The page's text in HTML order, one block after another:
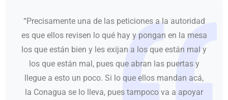
“Precisamente una de las peticiones a la autoridad
es que ellos revisen lo qué hay y pongan en la mesa
los que están bien y les exijan a los que están mal y
los que están mal, pues que abran las puertas y
llegue a esto un poco. Si lo que ellos mandan acá,
la Conagua se lo lleva, pues tampoco va a apoyar